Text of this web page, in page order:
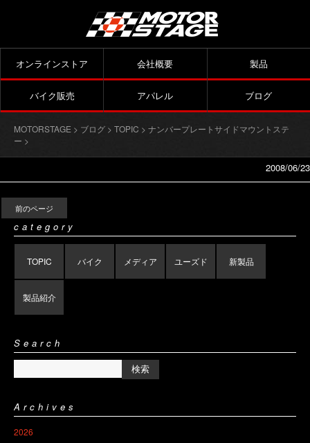
オンラインストア 会社概要 製品
バイク販売 アパレル ブログ
MOTORSTAGE > ブログ > TOPIC > ナンバープレートサイドマウントステ
ー >
2008/06/23
前のページ
category
TOPIC バイク メディア ユーズド 新製品
製品紹介
Search
Archives
2026